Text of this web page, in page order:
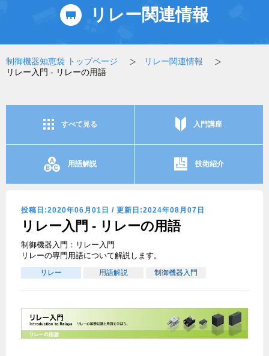
リレー関連情報
制御機器知恵袋 トップページ
リレー関連情報
リレー入門 - リレーの用語
すべて見る 入門講座
用語解説 技術紹介
投稿日:2020年06月01日 / 更新日:2024年08月07日
リレー入門 - リレーの用語
制御機器入門：リレー入門
リレーの専門用語について解説します。
リレー 用語解説 制御機器入門